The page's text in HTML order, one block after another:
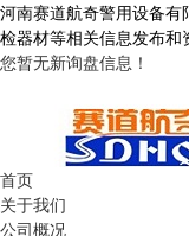
河南赛道航奇警用设备
检器材等相关信息发布和
您暂无新询盘信息！
首页
关于我们
公司概况